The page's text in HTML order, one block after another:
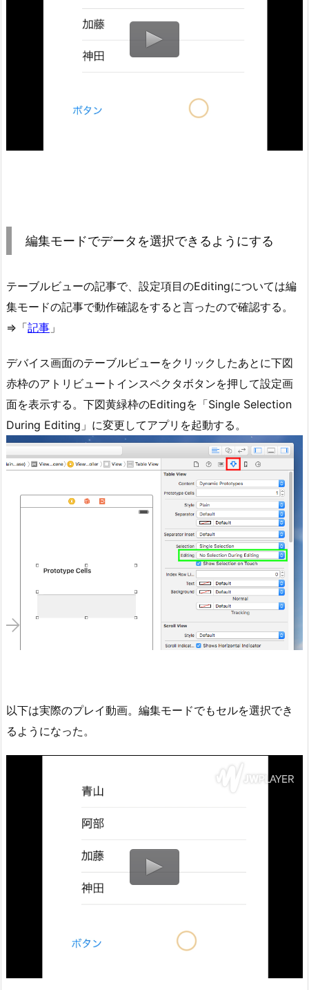
編集モードでデータを選択できるようにする
テーブルビューの記事で、設定項目のEditingについては編
集モードの記事で動作確認をすると言ったので確認する。
⇒「記事 」
デバイス画面のテーブルビューをクリックしたあとに下図
赤枠のアトリビュートインスペクタボタンを押して設定画
面を表示する。下図黄緑枠のEditingを「Single Selection
During Editing」に変更してアプリを起動する。
以下は実際のプレイ動画。編集モードでもセルを選択でき
るようになった。